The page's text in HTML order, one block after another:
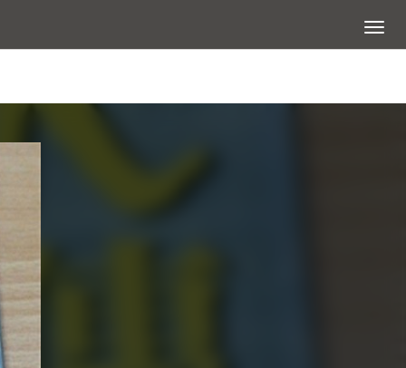
展開選